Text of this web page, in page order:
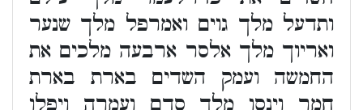
ותדעל מלך גוים ואמרפל מלך שנער
ואריוך מלך אלסר ארבעה מלכים את
החמשה ועמק השדים בארת בארת